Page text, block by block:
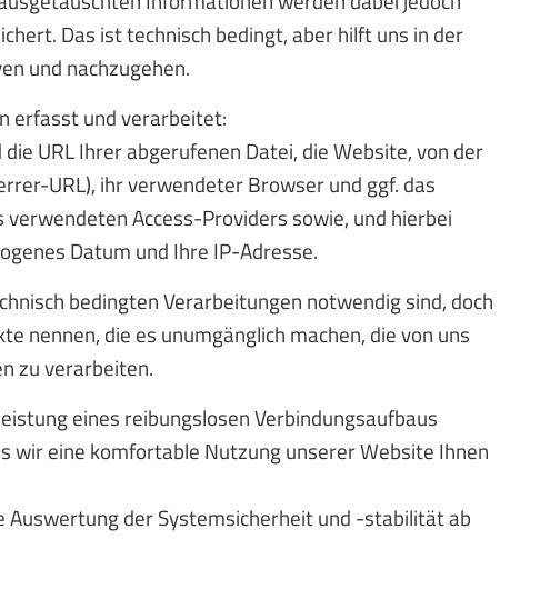
Das ist technisch bedingt, aber hilft uns in der
und nachzugehen.
erfasst und verarbeitet:
URL Ihrer abgerufenen Datei, die Website, von der
URL), ihr verwendeter Browser und ggf. das
Access-Providers sowie, und hierbei
Datum und Ihre IP-Adresse.
bedingten Verarbeitungen notwendig sind, doch
nennen, die es unumgänglich machen, die von uns
zu verarbeiten.
eines reibungslosen Verbindungsaufbaus
wir eine komfortable Nutzung unserer Website Ihnen
der Systemsicherheit und -stabilität ab